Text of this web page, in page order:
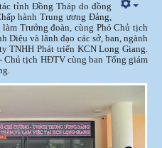
tỉnh Đồng Tháp do đồng
hành Trung ương Đảng,
Trưởng đoàn, cùng Phó Chủ tịch
Diệu và lãnh đạo các sở, ban, ngành
TNHH Phát triển KCN Long Giang.
Chủ tịch HĐTV cùng ban Tổng giám